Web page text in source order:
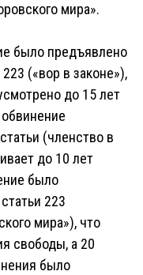
мира».
было предъявлено
(«вор в законе»),
до 15 лет
(членство в
до 10 лет
было
223
мира»), что
свободы, а 20
было